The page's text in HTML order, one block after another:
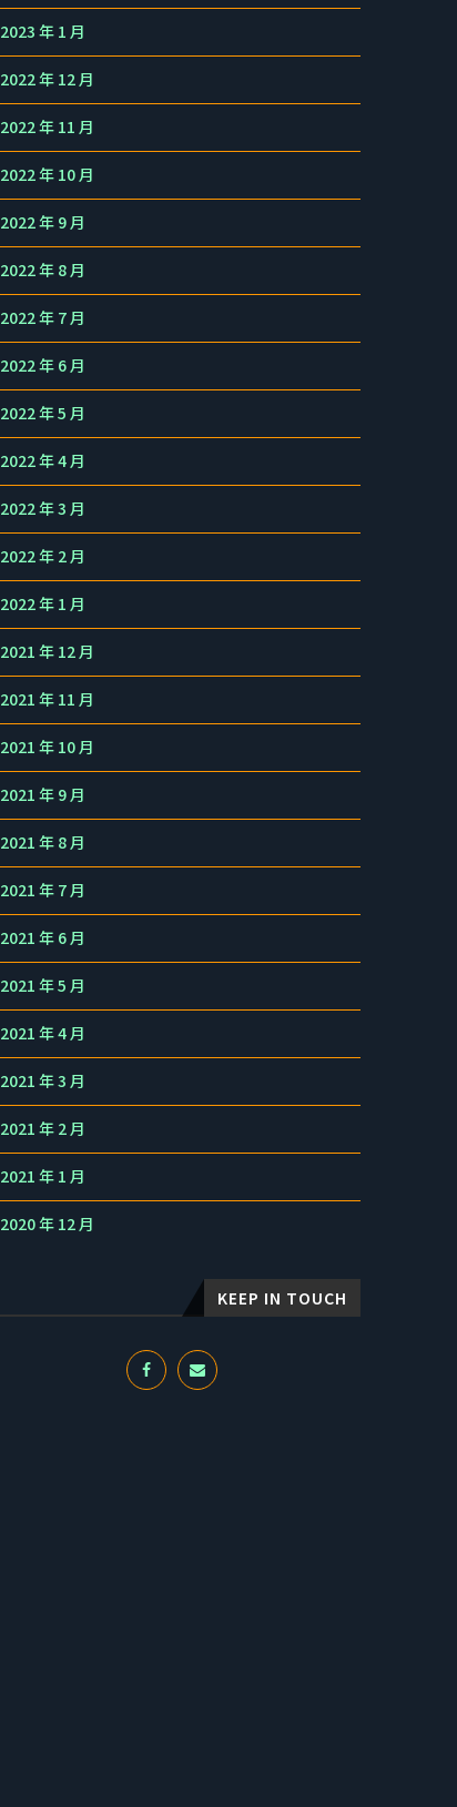
2023 年 1 月
2022 年 12 月
2022 年 11 月
2022 年 10 月
2022 年 9 月
2022 年 8 月
2022 年 7 月
2022 年 6 月
2022 年 5 月
2022 年 4 月
2022 年 3 月
2022 年 2 月
2022 年 1 月
2021 年 12 月
2021 年 11 月
2021 年 10 月
2021 年 9 月
2021 年 8 月
2021 年 7 月
2021 年 6 月
2021 年 5 月
2021 年 4 月
2021 年 3 月
2021 年 2 月
2021 年 1 月
2020 年 12 月
KEEP IN TOUCH